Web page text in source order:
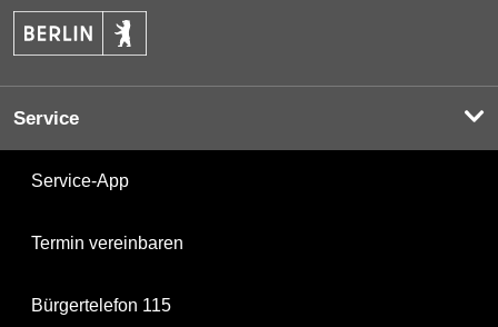
Service
Service-App
Termin vereinbaren
Bürgertelefon 115